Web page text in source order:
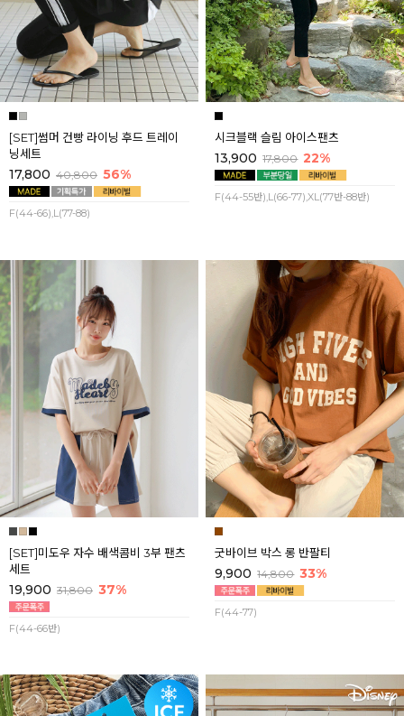
[SET]썸머 건빵 라이닝 후드 트레이
닝세트
17,800 40,800 56%
F(44-66),L(77-88)
시크블랙 슬림 아이스팬츠
13,900 17,800 22%
F(44-55반),L(66-77),XL(77반-88반)
[SET]미도우 자수 배색콤비 3부 팬츠
세트
19,900 31,800 37%
F(44-66반)
굿바이브 박스 롱 반팔티
9,900 14,800 33%
F(44-77)